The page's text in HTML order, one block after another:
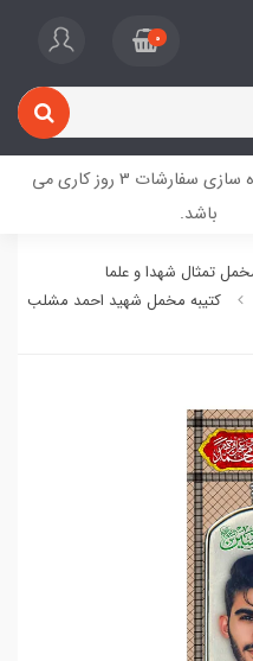
0
زمان آماده سازی سفارشات 3 روز کاری می
باشد.
تمثال شهدا و علما
کتیبه مخمل شهید احمد مشلب